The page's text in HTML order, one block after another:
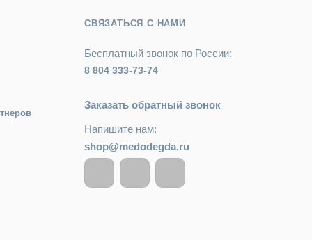
СВЯЗАТЬСЯ С НАМИ
Бесплатный звонок по России:
8 804 333-73-74
Заказать обратный звонок
Напишите нам:
shop@medodegda.ru